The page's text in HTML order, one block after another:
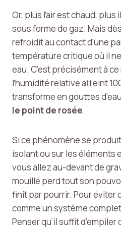
Or, plus l’air est chaud, plus
sous forme de gaz. Mais
refroidit au contact d’une
température critique où il
eau. C’est précisément à
l’humidité relative atteint
transforme en gouttes
le point de rosée.
Si ce phénomène se
isolant ou sur les éléments
vous allez au-devant de
mouillé perd tout son
finit par pourrir. Pour éviter
comme un système
Penser qu’il suffit